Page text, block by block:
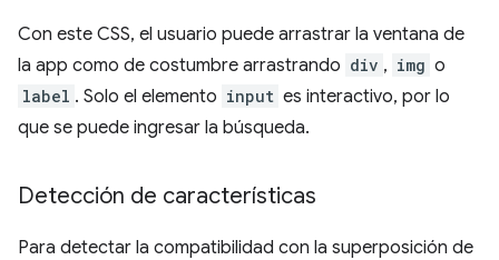
Con este CSS, el usuario puede arrastrar la ventana de
la app como de costumbre arrastrando div , img o
label . Solo el elemento input es interactivo, por lo
que se puede ingresar la búsqueda.
Detección de características
Para detectar la compatibilidad con la superposición de